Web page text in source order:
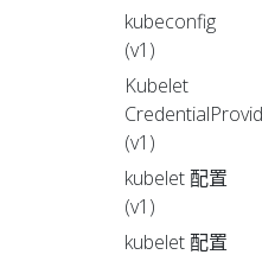
kubeconfig
(v1)
Kubelet
(v1)
kubelet 配置
(v1)
kubelet 配置